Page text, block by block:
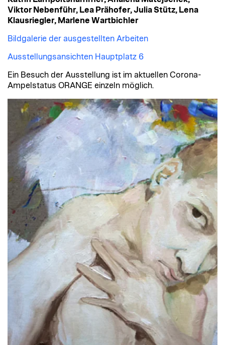
Viktor Nebenführ, Lea Prähofer,Julia Stütz, Lena
Klausriegler, Marlene Wartbichler
Bildgalerie der ausgestellten Arbeiten
Ausstellungsansichten Hauptplatz 6
Ein Besuch der Ausstellung ist im aktuellen Corona-
Ampelstatus ORANGE einzeln möglich.